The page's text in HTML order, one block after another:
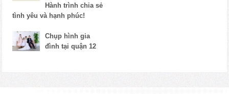
Hành trình chia sẻ
tình yêu và hạnh phúc!
Chụp hình gia
đình tại quận 12